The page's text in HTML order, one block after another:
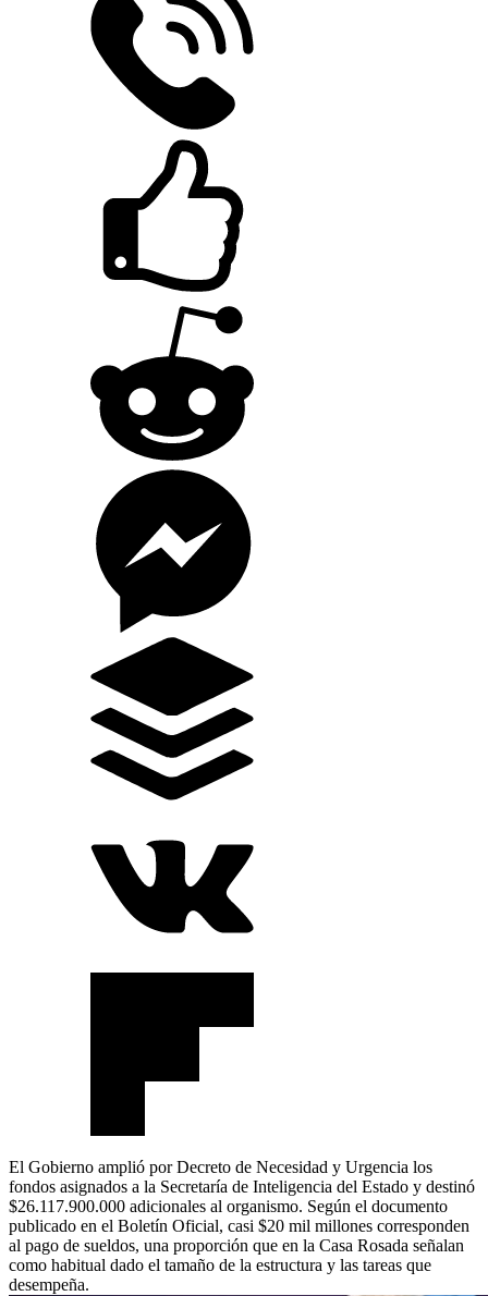
El Gobierno amplió por Decreto de Necesidad y Urgencia los
fondos asignados a la Secretaría de Inteligencia del Estado y destinó
$26.117.900.000 adicionales al organismo. Según el documento
publicado en el Boletín Oficial, casi $20 mil millones corresponden
al pago de sueldos, una proporción que en la Casa Rosada señalan
como habitual dado el tamaño de la estructura y las tareas que
desempeña.